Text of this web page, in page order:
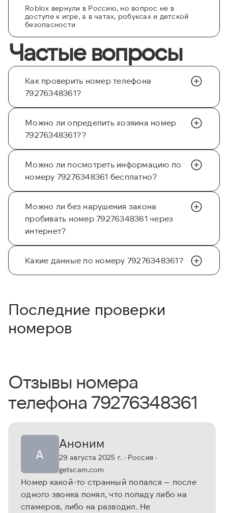
Roblox вернули в Россию, но вопрос не в
доступе к игре, а в чатах, робуксах и детской
безопасности
Частые вопросы
Как проверить номер телефона
79276348361?
Можно ли определить хозяина номер
79276348361??
Можно ли посмотреть информацию по
номеру 79276348361 бесплатно?
Можно ли без нарушения закона
пробивать номер 79276348361 через
интернет?
Какие данные по номеру 79276348361?
Последние проверки
номеров
Отзывы номера
телефона 79276348361
А
Аноним
29 августа 2025 г.· Россия ·
getscam.com
Номер какой-то странный попался — после
одного звонка понял, что попаду либо на
спамеров, либо на разводил. Не